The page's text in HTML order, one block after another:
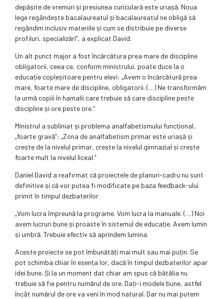
depășite de vremuri și presiunea curiculară este uriașă. Noua
lege regândește bacalaureatul și bacalaureatul ne obligă să
regândim inclusiv materiile și cum se distribuie pe diverse
profiluri, specializări”, a explicat David.
Un alt punct major a fost încărcătura prea mare de discipline
obligatorii, ceea ce, conform ministrului, poate duce la o
educație copleșitoare pentru elevi: „Avem o încărcătură prea
mare, foarte mare de discipline, obligatorii. (…) Ne transformăm
la urmă copiii în hamalii care trebuie să care discipline peste
discipline și ore peste ore.”
Ministrul a subliniat și problema analfabetismului funcțional,
„foarte gravă”: „Zona de analfabetism primar este uriașă și
crește de la nivelul primar, crește la nivelul gimnazial și crește
foarte mult la nivelul liceal.”
Daniel David a reafirmat că proiectele de planuri-cadru nu sunt
definitive și că vor putea fi modificate pe baza feedback-ului
primit în timpul dezbaterilor.
„Vom lucra împreună la programe. Vom lucra la manuale. (…) Noi
avem lucruri bune și proaste în sistemul de educație. Avem lumin
și umbră. Trebuie efectiv să aprindem lumina.
Aceste proiecte se pot îmbunătăți mai mult sau mai puțin. Se
pot schimba chiar în esența lor, dacă în timpul dezbaterilor apar
idei bune. Și la un moment dat chiar am spus că bătălia nu
trebuie să fie pentru numărul de ore. Dați-i modele bune, astfel
încât numărul de ore va veni în mod natural. Dar nu mai putem